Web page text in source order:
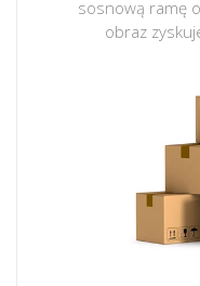
sosnową ramę
obraz